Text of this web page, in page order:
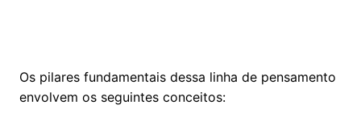
Os pilares fundamentais dessa linha de pensamento
envolvem os seguintes conceitos: